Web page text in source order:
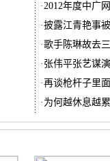
·2012年度中广
·披露江青艳事
·歌手陈琳故去
· 张伟平张艺谋
·再谈枪杆子里
· 为何越休息越